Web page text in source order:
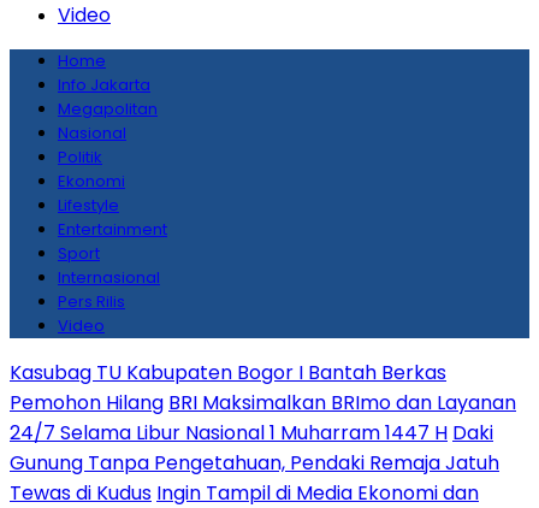
Video
Home
Info Jakarta
Megapolitan
Nasional
Politik
Ekonomi
Lifestyle
Entertainment
Sport
Internasional
Pers Rilis
Video
Kasubag TU Kabupaten Bogor I Bantah Berkas
Pemohon Hilang BRI Maksimalkan BRImo dan Layanan
24/7 Selama Libur Nasional 1 Muharram 1447 H Daki
Gunung Tanpa Pengetahuan, Pendaki Remaja Jatuh
Tewas di Kudus Ingin Tampil di Media Ekonomi dan